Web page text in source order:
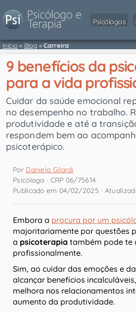
Psicólogos
Início» Blog»Carreira
9 benefícios da
para a vida
Cuidar da saúde emocional
no desempenho no trabalho.
produtividade e até a
respondem bem ao
psicoterápico.
Por Daniela Gilardi
Psicóloga · CRP 06/75614
Publicado em 04/02/2025 ·
Embora a procura por um
majoritariamente por questões
a psicoterapia também pode te
profissionalmente.
Sim, ao cuidar das emoções e
alcançar benefícios
melhora nos relacionamentos
aumento da produtividade.